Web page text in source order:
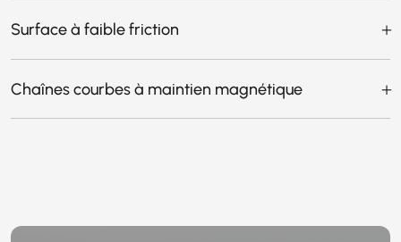
Surface à faible friction
Chaînes courbes à maintien magnétique